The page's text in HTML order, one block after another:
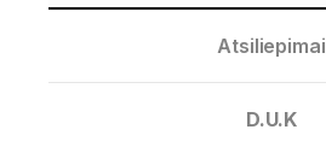
Atsiliepimai
D.U.K